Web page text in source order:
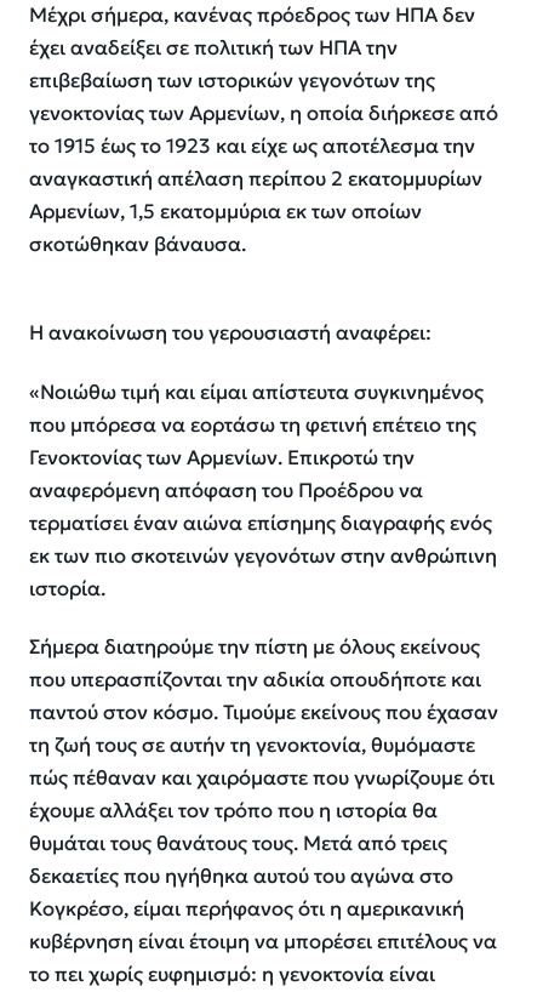
Μέχρι σήμερα, κανένας πρόεδρος των ΗΠΑ δεν
έχει αναδείξει σε πολιτική των ΗΠΑ την
επιβεβαίωση των ιστορικών γεγονότων της
γενοκτονίας των Αρμενίων, η οποία διήρκεσε από
το 1915 έως το 1923 και είχε ως αποτέλεσμα την
αναγκαστική απέλαση περίπου 2 εκατομμυρίων
Αρμενίων, 1,5 εκατομμύρια εκ των οποίων
σκοτώθηκαν βάναυσα.
Η ανακοίνωση του γερουσιαστή αναφέρει:
«Νοιώθω τιμή και είμαι απίστευτα συγκινημένος
που μπόρεσα να εορτάσω τη φετινή επέτειο της
Γενοκτονίας των Αρμενίων. Επικροτώ την
αναφερόμενη απόφαση του Προέδρου να
τερματίσει έναν αιώνα επίσημης διαγραφής ενός
εκ των πιο σκοτεινών γεγονότων στην ανθρώπινη
ιστορία.
Σήμερα διατηρούμε την πίστη με όλους εκείνους
που υπερασπίζονται την αδικία οπουδήποτε και
παντού στον κόσμο. Τιμούμε εκείνους που έχασαν
τη ζωή τους σε αυτήν τη γενοκτονία, θυμόμαστε
πώς πέθαναν και χαιρόμαστε που γνωρίζουμε ότι
έχουμε αλλάξει τον τρόπο που η ιστορία θα
θυμάται τους θανάτους τους. Μετά από τρεις
δεκαετίες που ηγήθηκα αυτού του αγώνα στο
Κογκρέσο, είμαι περήφανος ότι η αμερικανική
κυβέρνηση είναι έτοιμη να μπορέσει επιτέλους να
το πει χωρίς ευφημισμό: η γενοκτονία είναι